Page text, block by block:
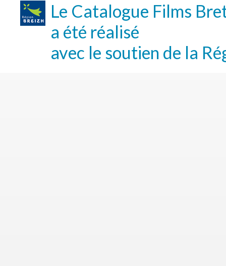
Le Catalogue Films
a été réalisé
avec le soutien de la